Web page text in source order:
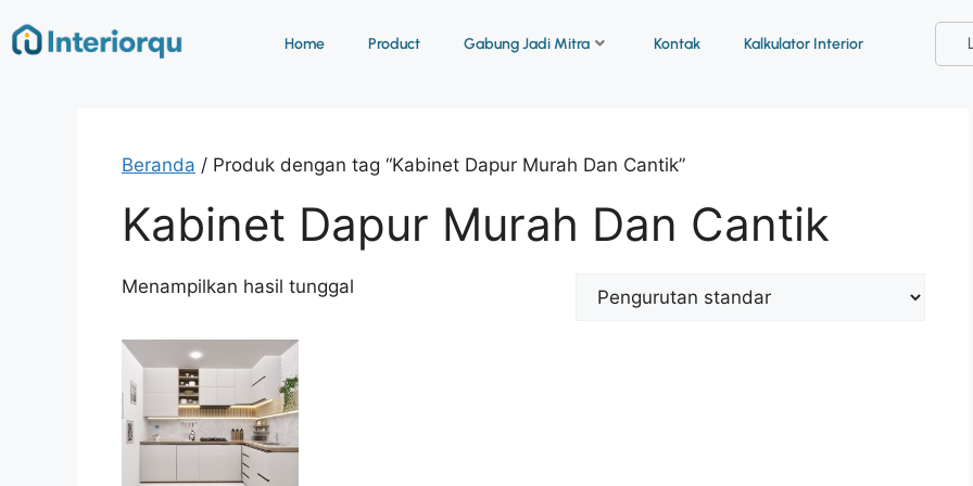
Home Product Gabung Jadi Mitra Kontak Kalkulator Interior
Beranda / Produk dengan tag “Kabinet Dapur Murah Dan Cantik”
Kabinet Dapur Murah Dan Cantik
Menampilkan hasil tunggal